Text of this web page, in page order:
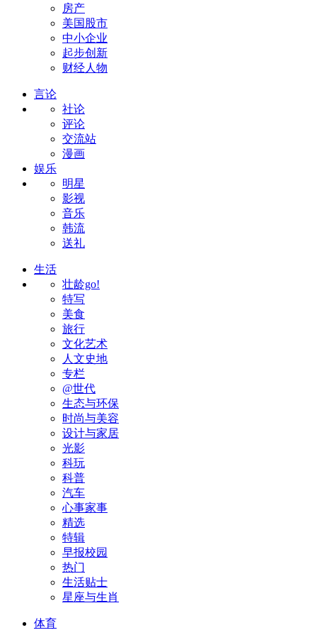
房产
美国股市
中小企业
起步创新
财经人物
言论
社论
评论
交流站
漫画
娱乐
明星
影视
音乐
韩流
送礼
生活
壮龄go!
特写
美食
旅行
文化艺术
人文史地
专栏
@世代
生态与环保
时尚与美容
设计与家居
光影
科玩
科普
汽车
心事家事
精选
特辑
早报校园
热门
生活贴士
星座与生肖
体育